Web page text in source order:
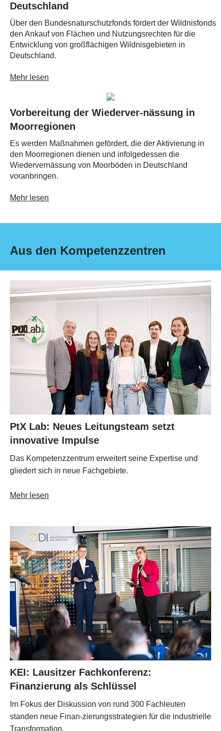
Deutschland
Über den Bundesnaturschutzfonds fördert der Wildnisfonds
den Ankauf von Flächen und Nutzungsrechten für die
Entwicklung von großflächigen Wildnisgebieten in
Deutschland.
Mehr lesen
Vorbereitung der Wiederver-nässung in
Moorregionen
Es werden Maßnahmen gefördert, die der Aktivierung in
den Moorregionen dienen und infolgedessen die
Wiedervernässung von Moorböden in Deutschland
voranbringen.
Mehr lesen
Aus den Kompetenzzentren
PtX Lab: Neues Leitungsteam setzt
innovative Impulse
Das Kompetenzzentrum erweitert seine Expertise und
gliedert sich in neue Fachgebiete.
Mehr lesen
KEI: Lausitzer Fachkonferenz:
Finanzierung als Schlüssel
Im Fokus der Diskussion von rund 300 Fachleuten
standen neue Finan-zierungsstrategien für die industrielle
Transformation.